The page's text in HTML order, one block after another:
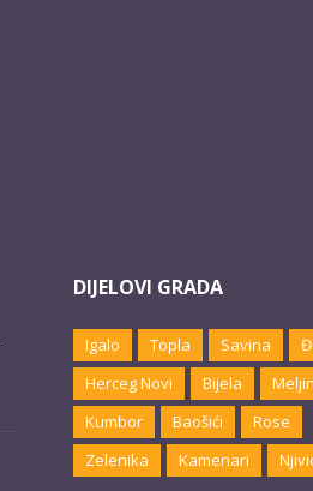
DIJELOVI GRADA
Igalo Topla Savina
Herceg Novi
Bijela
Kumbor
Baošići
Rose
Zelenika
Kamenari